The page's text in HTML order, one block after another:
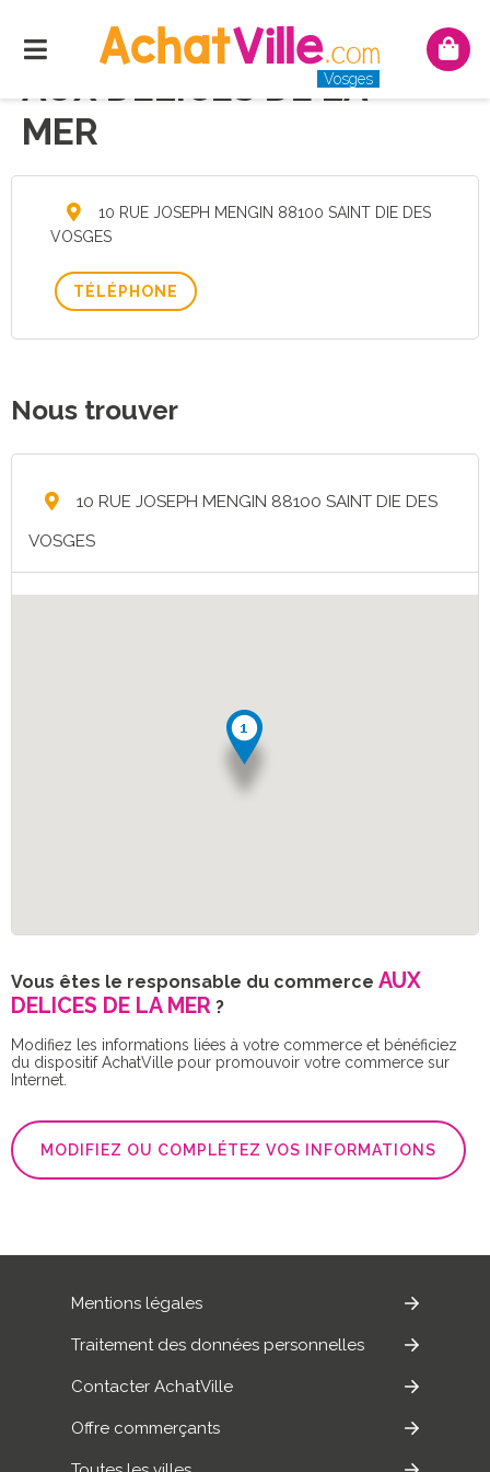
Menu
Vosges
Mon
AUX DELICES DE LA
MER
10 RUE JOSEPH MENGIN 88100 SAINT DIE DES
VOSGES
TÉLÉPHONE
Nous trouver
10 RUE JOSEPH MENGIN 88100 SAINT DIE DES
VOSGES
Vous êtes le responsable du commerce AUX
DELICES DE LA MER ?
Modifiez les informations liées à votre commerce et bénéficiez
du dispositif AchatVille pour promouvoir votre commerce sur
Internet.
MODIFIEZ OU COMPLÉTEZ VOS INFORMATIONS
Mentions légales
Traitement des données personnelles
Contacter AchatVille
Offre commerçants